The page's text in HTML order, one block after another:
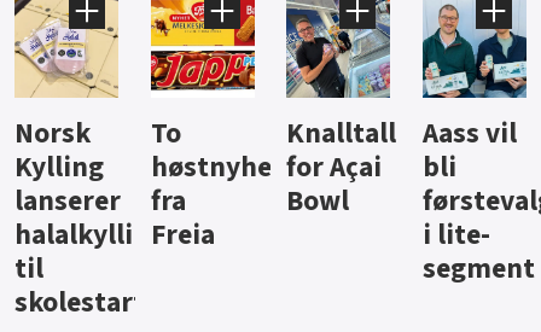
Knalltall
for Açai
Bowl
Aass vil
bli
førstevalg
i lite-
Brus og
jus fra
Berentsen
Hard
iste fra
Hansa